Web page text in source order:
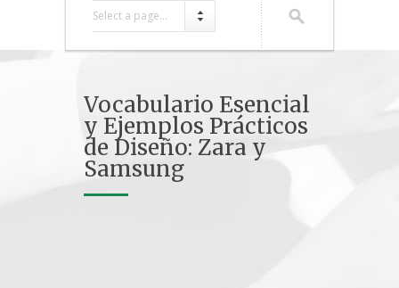
Select a page...
Vocabulario Esencial
y Ejemplos Prácticos
de Diseño: Zara y
Samsung